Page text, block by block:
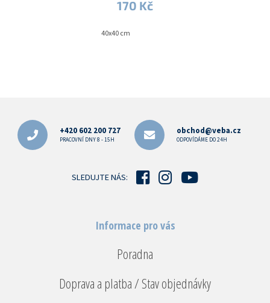
170 Kč
40x40 cm
+420 602 200 727
PRACOVNÍ DNY 8 - 15H
obchod@veba.cz
ODPOVÍDÁME DO 24H
SLEDUJTE NÁS:
Informace pro vás
Poradna
Doprava a platba / Stav objednávky